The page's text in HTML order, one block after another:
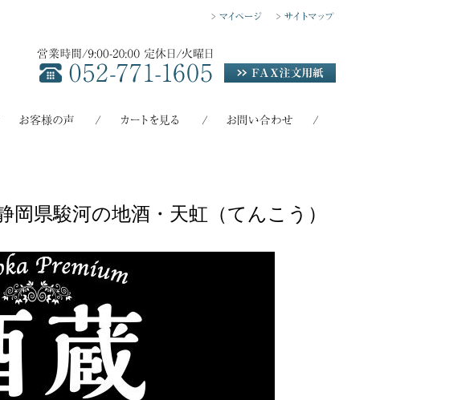
岡県駿河の地酒・天虹（てんこう）